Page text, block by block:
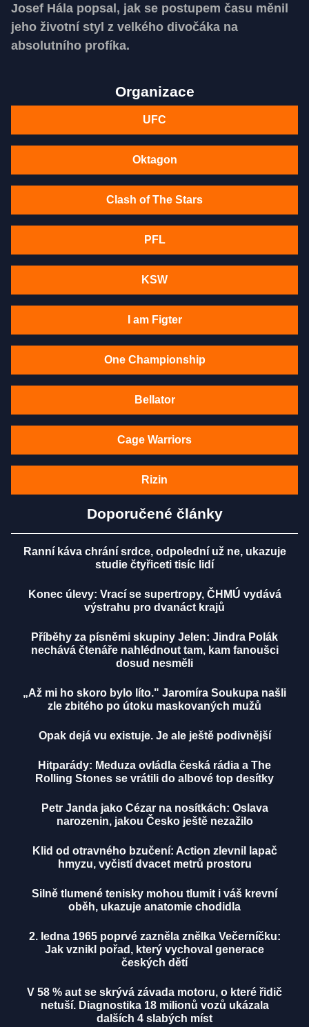
Josef Hála popsal, jak se postupem času měnil
jeho životní styl z velkého divočáka na
absolutního profíka.
Organizace
UFC
Oktagon
Clash of The Stars
PFL
KSW
I am Figter
One Championship
Bellator
Cage Warriors
Rizin
Doporučené články
Ranní káva chrání srdce, odpolední už ne, ukazuje
studie čtyřiceti tisíc lidí
Konec úlevy: Vrací se supertropy, ČHMÚ vydává
výstrahu pro dvanáct krajů
Příběhy za písněmi skupiny Jelen: Jindra Polák
nechává čtenáře nahlédnout tam, kam fanoušci
dosud nesměli
„Až mi ho skoro bylo líto." Jaromíra Soukupa našli
zle zbitého po útoku maskovaných mužů
Opak dejá vu existuje. Je ale ještě podivnější
Hitparády: Meduza ovládla česká rádia a The
Rolling Stones se vrátili do albové top desítky
Petr Janda jako Cézar na nosítkách: Oslava
narozenin, jakou Česko ještě nezažilo
Klid od otravného bzučení: Action zlevnil lapač
hmyzu, vyčistí dvacet metrů prostoru
Silně tlumené tenisky mohou tlumit i váš krevní
oběh, ukazuje anatomie chodidla
2. ledna 1965 poprvé zazněla znělka Večerníčku:
Jak vznikl pořad, který vychoval generace
českých dětí
V 58 % aut se skrývá závada motoru, o které řidič
netuší. Diagnostika 18 milionů vozů ukázala
dalších 4 slabých míst